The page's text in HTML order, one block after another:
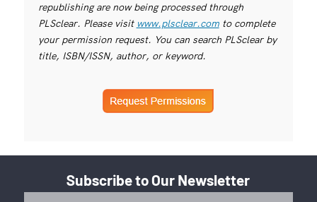
republishing are now being processed through
PLSclear. Please visit www.plsclear.comto complete
your permission request. You can search PLSclear by
title, ISBN/ISSN, author, or keyword.
Subscribe to Our Newsletter